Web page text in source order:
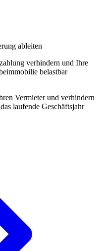
ableiten
verhindern und Ihre
belastbar
Vermieter und verhindern
laufende Geschäftsjahr